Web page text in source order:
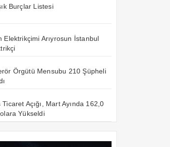
Burçlar Listesi
Elektrikçimi Arıyrosun İstanbul
Örgütü Mensubu 210 Şüpheli
Ticaret Açığı, Mart Ayında 162,0
Yükseldi